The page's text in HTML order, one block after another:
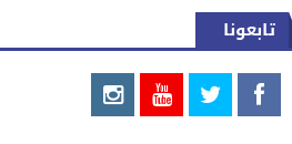
إقرار لائحة مجلس الشيوخ
بتعيينها بمجلس الشيوخ
تابعونا